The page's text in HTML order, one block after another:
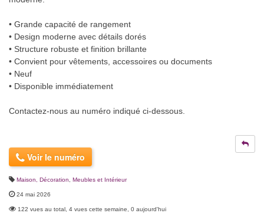
• Grande capacité de rangement
• Design moderne avec détails dorés
• Structure robuste et finition brillante
• Convient pour vêtements, accessoires ou documents
• Neuf
• Disponible immédiatement
Contactez-nous au numéro indiqué ci-dessous.
Voir le numéro
Maison, Décoration Meubles et Intérieur
24 mai 2026
122 vues au total, 4 vues cette semaine, 0 aujourd'hui